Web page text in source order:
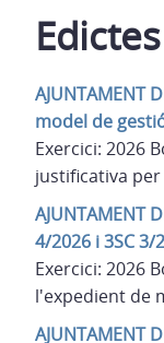
Edictes
AJUNTAMENT
model de
Exercici: 2026
justificativa
AJUNTAMENT
4/2026 i 3SC 3/
Exercici: 2026
l'expedient de
AJUNTAMENT